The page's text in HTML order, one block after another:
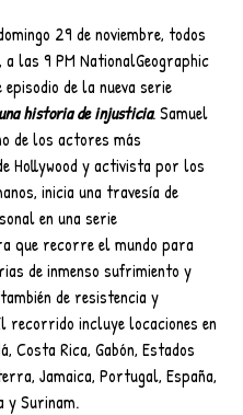
29 de noviembre, todos
a las 9 PM NationalGeographic
de la nueva serie
historia de injusticia. Samuel
de los actores más
Hollywood y activista por los
inicia una travesía de
en una serie
que recorre el mundo para
de inmenso sufrimiento y
de resistencia y
recorrido incluye locaciones en
Costa Rica, Gabón, Estados
Jamaica, Portugal, España,
y Surinam.